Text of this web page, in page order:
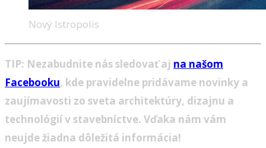
Nový Istropolis
TIP: Nezabudnite nás sledovať aj na našom
Facebooku, kde pravidelne pridávame novinky a
zaujímavosti zo sveta architektúry, dizajnu a
technológií v stavebníctve. Vďaka nám vám
neujde žiadna dôležitá informácia!